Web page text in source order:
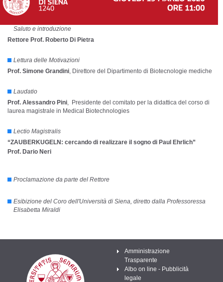
Saluto e introduzione
Rettore Prof. Roberto Di Pietra
Lettura delle Motivazioni
Prof. Simone Grandini , Direttore del Dipartimento di Biotecnologie mediche
Laudatio
Prof. Alessandro Pini , Presidente del comitato per la didattica del corso di
laurea magistrale in Medical Biotechnologies
Lectio Magistralis
“ZAUBERKUGELN: cercando di realizzare il sogno di Paul Ehrlich”
Prof. Dario Neri
Proclamazione da parte del Rettore
Esibizione del Coro dell'Università di Siena, diretto dalla Professoressa
Elisabetta Miraldi
Amministrazione
Trasparente
Albo on line - Pubblicità
legale